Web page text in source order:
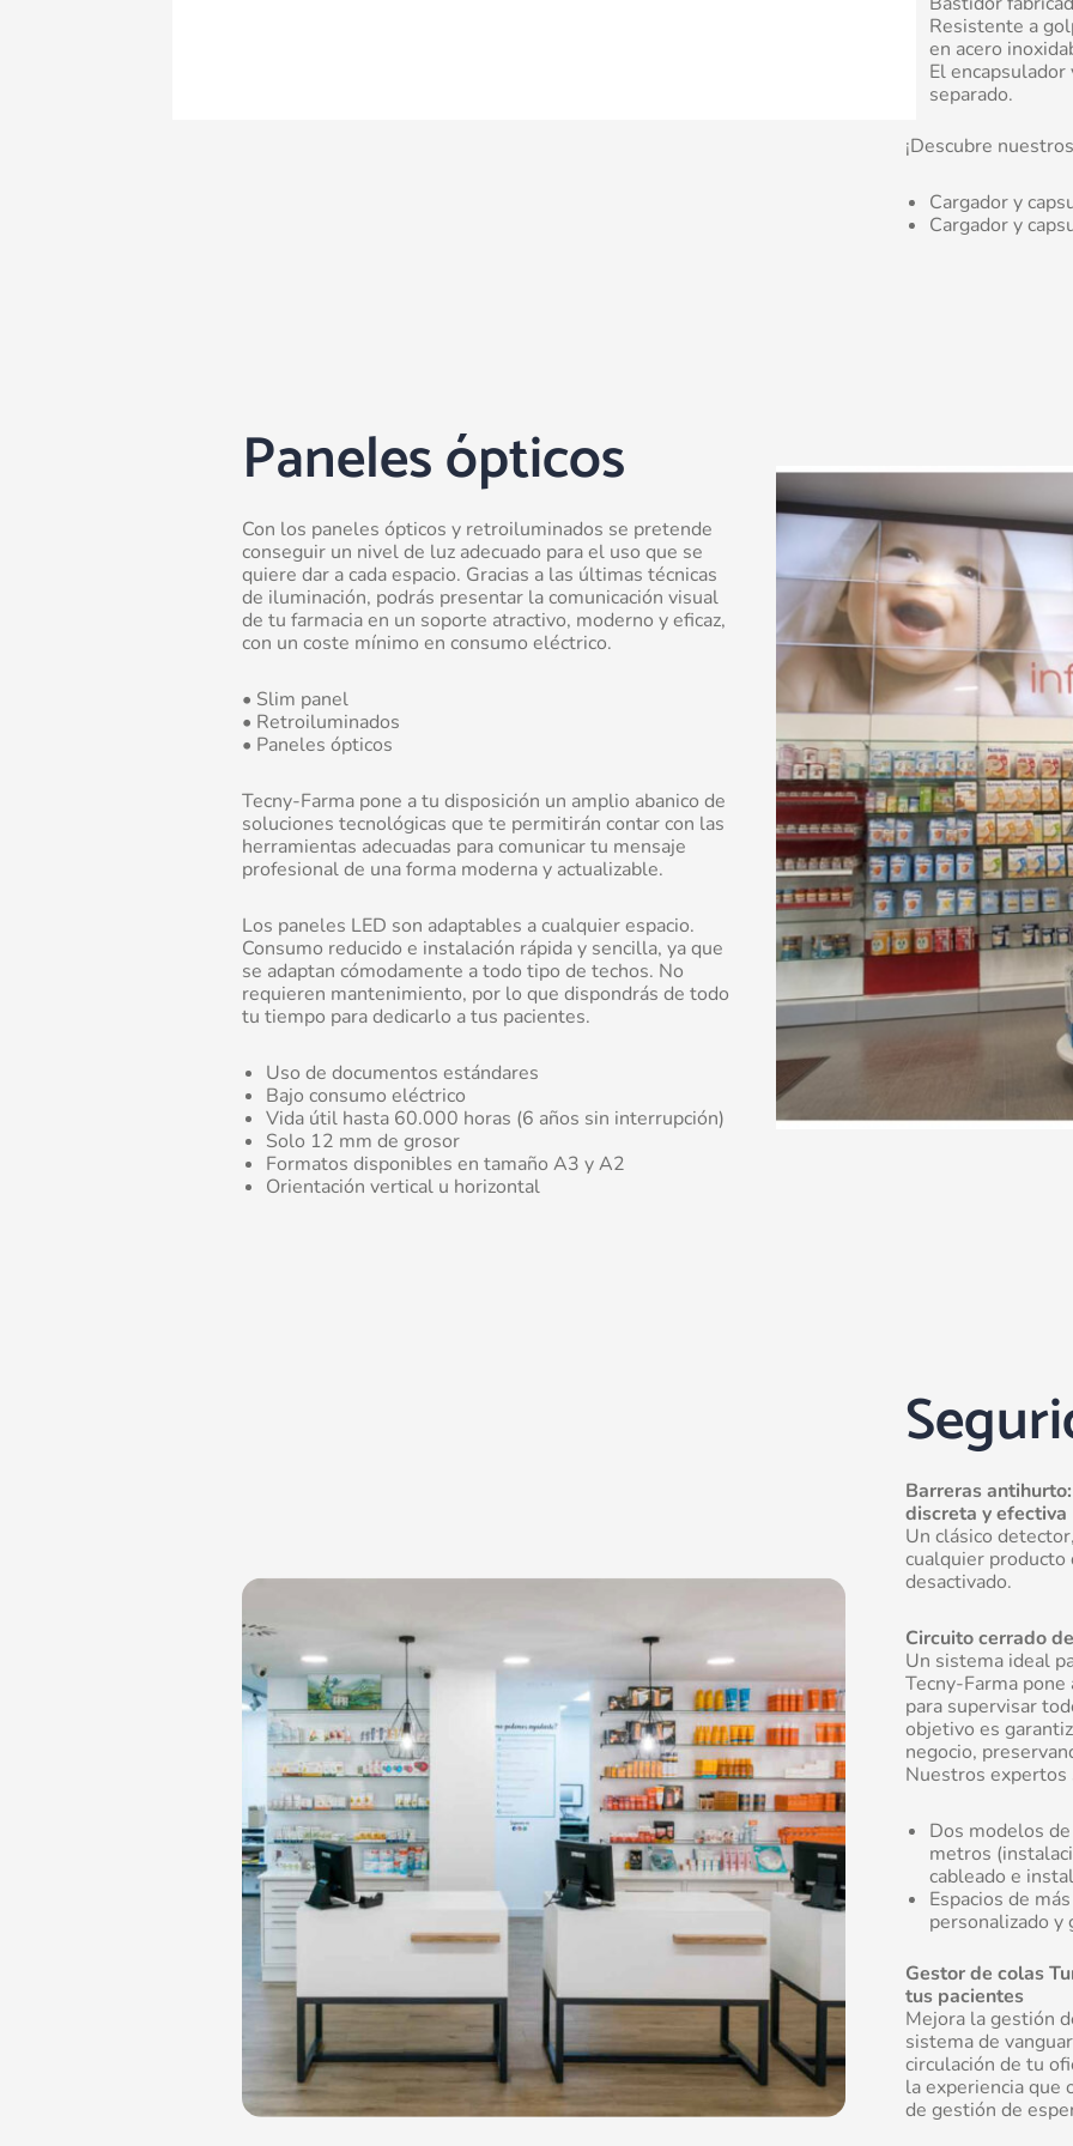
Resistente a
en acero
El
separado.
¡Descubre
Cargador y
Cargador y
Paneles ópticos
Con los paneles ópticos y retroiluminados se pretende
conseguir un nivel de luz adecuado para el uso que se
quiere dar a cada espacio. Gracias a las últimas técnicas
de iluminación, podrás presentar la comunicación visual
de tu farmacia en un soporte atractivo, moderno y eficaz,
con un coste mínimo en consumo eléctrico.
• Slim panel
• Retroiluminados
• Paneles ópticos
Tecny-Farma pone a tu disposición un amplio abanico de
soluciones tecnológicas que te permitirán contar con las
herramientas adecuadas para comunicar tu mensaje
profesional de una forma moderna y actualizable.
Los paneles LED son adaptables a cualquier espacio.
Consumo reducido e instalación rápida y sencilla, ya que
se adaptan cómodamente a todo tipo de techos. No
requieren mantenimiento, por lo que dispondrás de todo
tu tiempo para dedicarlo a tus pacientes.
Uso de documentos estándares
Bajo consumo eléctrico
Vida útil hasta 60.000 horas (6 años sin interrupción)
Solo 12 mm de grosor
Formatos disponibles en tamaño A3 y A2
Orientación vertical u horizontal
Previous
slide
Next
slide
Barreras
discreta y efectiva
Un clásico
cualquier producto
desactivado.
Circuito cerrado
Un sistema ideal
Tecny-Farma
para supervisar
objetivo es
negocio,
Nuestros expertos
Dos modelos
metros
cableado e
Espacios de
personalizado y
Gestor de colas
tus pacientes
Mejora la gestión
sistema de
circulación de tu
la experiencia que
de gestión de